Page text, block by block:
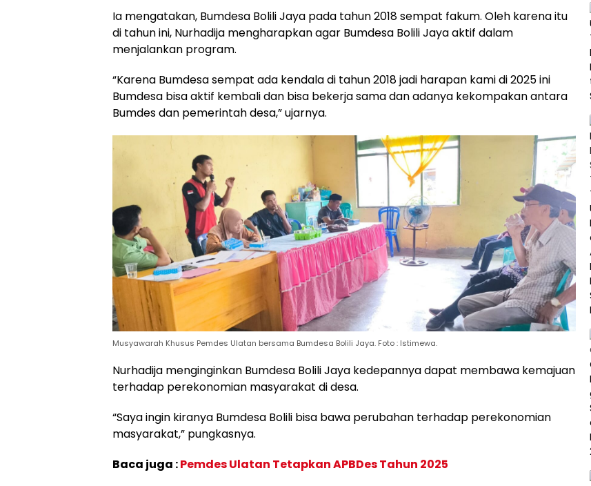
Ia mengatakan, Bumdesa Bolili Jaya pada tahun 2018 sempat fakum. Oleh karena itu
di tahun ini, Nurhadija mengharapkan agar Bumdesa Bolili Jaya aktif dalam
menjalankan program.
“Karena Bumdesa sempat ada kendala di tahun 2018 jadi harapan kami di 2025 ini
Bumdesa bisa aktif kembali dan bisa bekerja sama dan adanya kekompakan antara
Bumdes dan pemerintah desa,” ujarnya.
Musyawarah Khusus Pemdes Ulatan bersama Bumdesa Bolili Jaya. Foto : Istimewa.
Nurhadija menginginkan Bumdesa Bolili Jaya kedepannya dapat membawa kemajuan
terhadap perekonomian masyarakat di desa.
“Saya ingin kiranya Bumdesa Bolili bisa bawa perubahan terhadap perekonomian
masyarakat,” pungkasnya.
Baca juga :Pemdes Ulatan Tetapkan APBDes Tahun 2025